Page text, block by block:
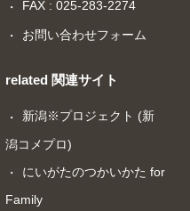
FAX : 025-283-2274
お問い合わせフォーム
related 関連サイト
新潟※プロジェクト (新
潟コメプロ)
にいがたのつかいかた for
Family